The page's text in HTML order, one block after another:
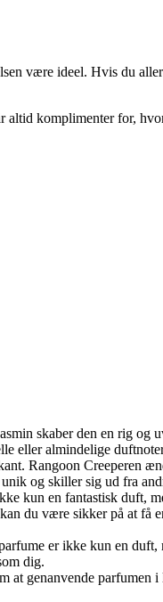
være ideel. Hvis du
altid komplimenter for,
skaber den en rig og
eller almindelige
Rangoon Creeperen
og skiller sig ud fra
kun en fantastisk duft,
du være sikker på at få
er ikke kun en duft,
dig.
at genanvende parfumen